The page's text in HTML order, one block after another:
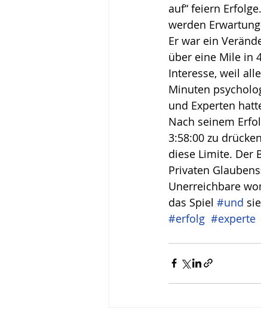
Leadership Freude
Wirken, Wirkung
auf“ feiern
werden
Er war ein
über eine Mile in
Interesse, weil
Minuten
und Experten
Nach seinem
3:58:00 zu
diese Limite. Der
Privaten
Unerreichbare
das Spiel #und
#erfolg #experte